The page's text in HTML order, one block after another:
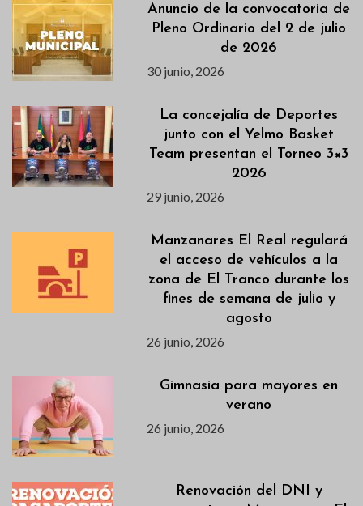
Anuncio de la convocatoria de
Pleno Ordinario del 2 de julio
de 2026
30 junio, 2026
La concejalía de Deportes
junto con el Yelmo Basket
Team presentan el Torneo 3×3
2026
29 junio, 2026
Manzanares El Real regulará
el acceso de vehículos a la
zona de El Tranco durante los
fines de semana de julio y
agosto
26 junio, 2026
Gimnasia para mayores en
verano
26 junio, 2026
Renovación del DNI y